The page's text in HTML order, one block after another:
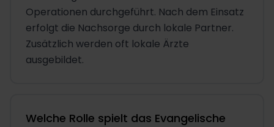
Operationen durchgeführt. Nach dem Einsatz
erfolgt die Nachsorge durch lokale Partner.
Zusätzlich werden oft lokale Ärzte
ausgebildet.
Welche Rolle spielt das Evangelische